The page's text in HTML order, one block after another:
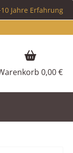
Jahre Erfahrung
dem Merkzettel
0,00 €